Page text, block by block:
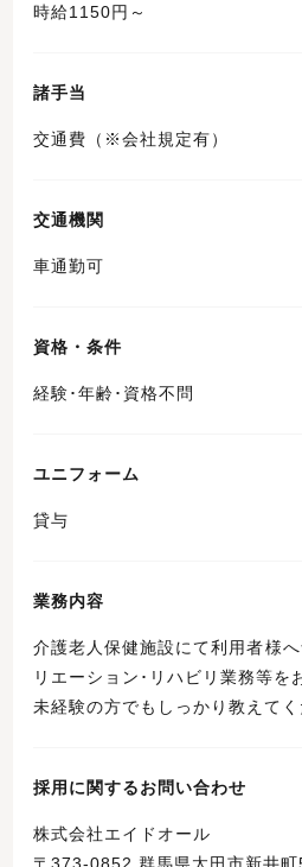
時給1150円～
諸手当
交通費（※会社規定有）
交通機関
車通勤可
資格・条件
経験･年齢･資格不問
ユニフォーム
貸与
業務内容
介護老人保健施設にて利用者様
リエーション･リハビリ業務等を
未経験の方でもしっかり教えて
採用に関するお問い合わせ
株式会社エイドオール
〒373-0852 群馬県太田市新井